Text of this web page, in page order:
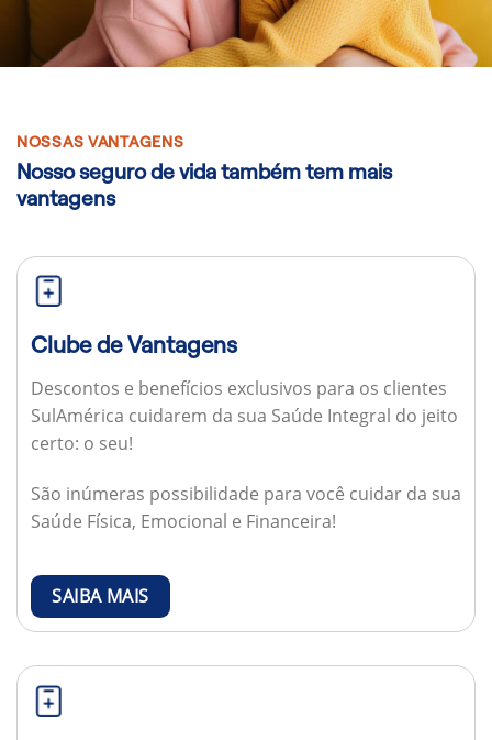
NOSSAS VANTAGENS
Nosso seguro de vida também tem mais
vantagens
Clube de Vantagens
Descontos e benefícios exclusivos para os clientes
SulAmérica cuidarem da sua Saúde Integral do jeito
certo: o seu!
São inúmeras possibilidade para você cuidar da sua
Saúde Física, Emocional e Financeira!
SAIBA MAIS